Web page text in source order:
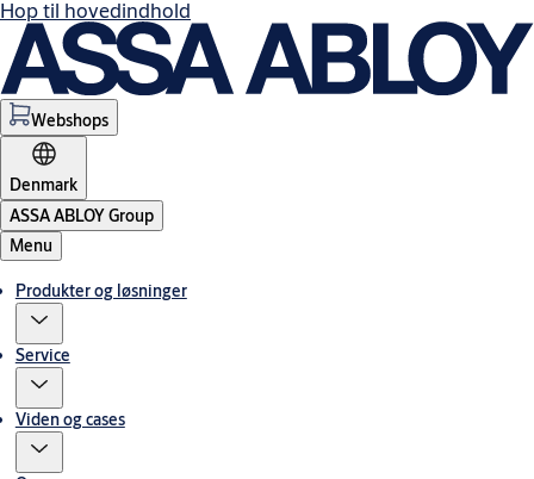
Hop til hovedindhold
Webshops
Denmark
ASSA ABLOY Group
Menu
Produkter og løsninger
Service
Viden og cases